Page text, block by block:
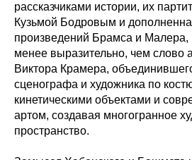
рассказчиками истории, их
Кузьмой Бодровым и
произведений Брамса и Малера,
менее выразительно, чем слово
Виктора Крамера,
сценографа и художника по
кинетическими объектами и
артом, создавая многогранное
пространство.